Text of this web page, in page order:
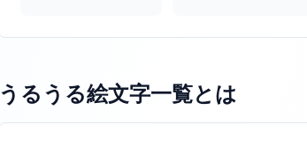
うるうる絵文字一覧とは